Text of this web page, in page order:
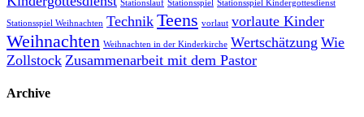
Stationslauf Stationsspiel Stationsspiel Kindergottesdienst
Stationsspiel Weihnachten Technik Teens vorlaut vorlaute Kinder
Weihnachten Weihnachten in der Kinderkirche Wertschätzung Wie
Zollstock Zusammenarbeit mit dem Pastor
Archive